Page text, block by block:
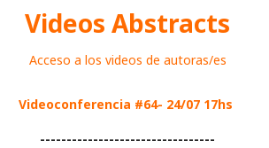
Videos Abstracts
Acceso a los videos de autoras/es
Videoconferencia #64- 24/07 17hs
---------------------------------